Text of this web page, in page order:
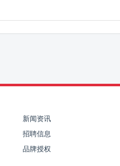
新闻资讯
招聘信息
品牌授权